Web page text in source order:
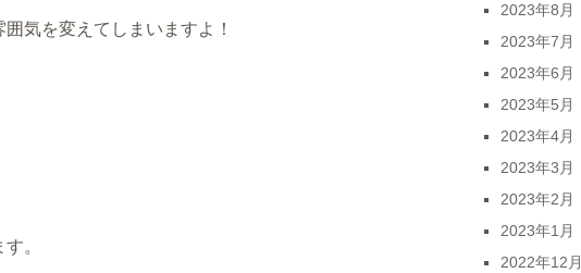
気を変えてしまいますよ！
。
2023年8月
2023年7月
2023年6月
2023年5月
2023年4月
2023年3月
2023年2月
2023年1月
2022年12月